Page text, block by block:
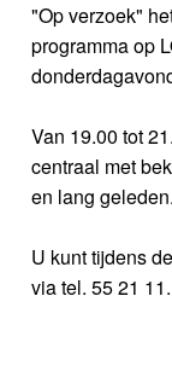
"Op verzoek"
programma op
Van 19.00 tot
centraal met
en lang geleden.
U kunt tijdens
via tel. 55 21 11.